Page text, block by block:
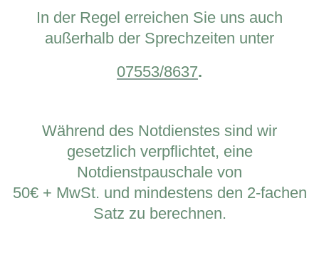
In der Regel erreichen Sie uns auch
außerhalb der Sprechzeiten unter
07553/8637.
Während des Notdienstes sind wir
gesetzlich verpflichtet, eine
Notdienstpauschale von
50€ + MwSt. und mindestens den 2-fachen
Satz zu berechnen.